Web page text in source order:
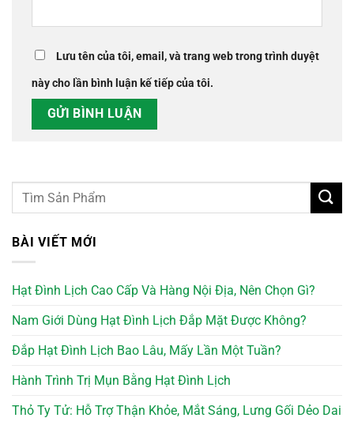
Lưu tên của tôi, email, và trang web trong trình duyệt
này cho lần bình luận kế tiếp của tôi.
BÀI VIẾT MỚI
Hạt Đình Lịch Cao Cấp Và Hàng Nội Địa, Nên Chọn Gì?
Nam Giới Dùng Hạt Đình Lịch Đắp Mặt Được Không?
Đắp Hạt Đình Lịch Bao Lâu, Mấy Lần Một Tuần?
Hành Trình Trị Mụn Bằng Hạt Đình Lịch
Thỏ Ty Tử: Hỗ Trợ Thận Khỏe, Mắt Sáng, Lưng Gối Dẻo Dai